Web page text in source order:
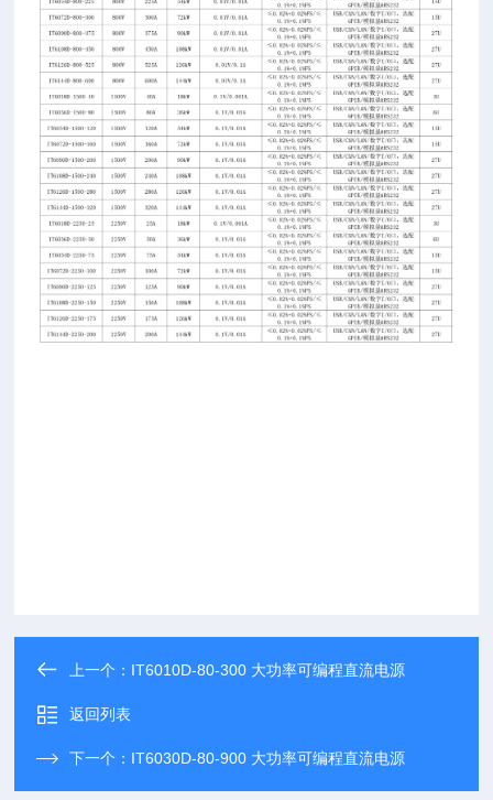
上一个： IT6010D-80-300 大功率可编程直流电源
返回列表
下一个： IT6030D-80-900 大功率可编程直流电源